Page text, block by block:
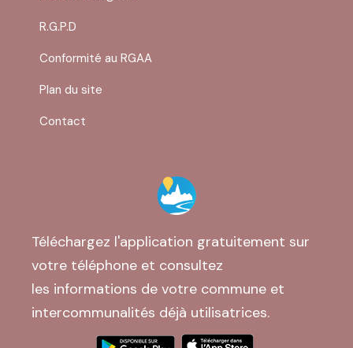
R.G.P.D
Conformité au RGAA
Plan du site
Contact
Téléchargez l'application gratuitement sur
votre téléphone et consultez
les informations de votre commune et
intercommunalités déjà utilisatrices.